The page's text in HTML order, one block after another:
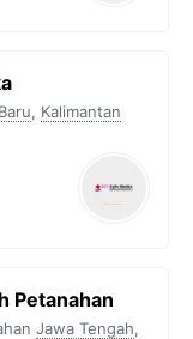
, Kalimantan
Petanahan
Jawa Tengah,